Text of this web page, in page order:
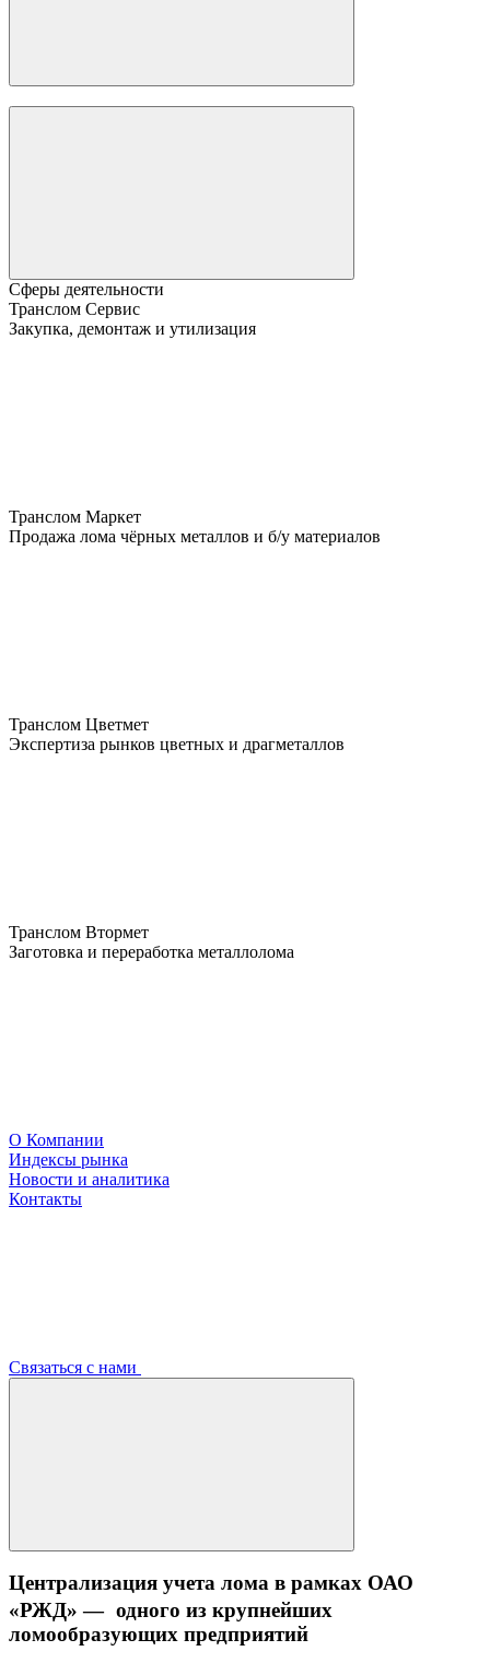
Сферы деятельности
Транслом Сервис
Закупка, демонтаж и утилизация
Транслом Маркет
Продажа лома чёрных металлов и б/у материалов
Транслом Цветмет
Экспертиза рынков цветных и драгметаллов
Транслом Втормет
Заготовка и переработка металлолома
О Компании
Индексы рынка
Новости и аналитика
Контакты
Связаться с нами
Централизация учета лома в рамках ОАО
«РЖД» — одного из крупнейших
ломообразующих предприятий